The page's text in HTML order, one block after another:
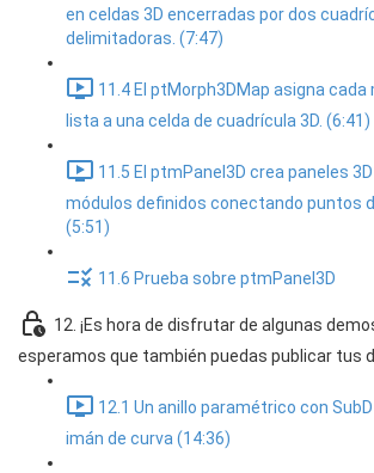
en celdas 3D encerradas por dos
delimitadoras. (7:47)
11.4 El ptMorph3DMap asigna cada
lista a una celda de cuadrícula 3D. (6:41)
11.5 El ptmPanel3D crea paneles
módulos definidos conectando puntos
(5:51)
11.6 Prueba sobre ptmPanel3D
12. ¡Es hora de disfrutar de algunas
esperamos que también puedas publicar tus
12.1 Un anillo paramétrico con
imán de curva (14:36)